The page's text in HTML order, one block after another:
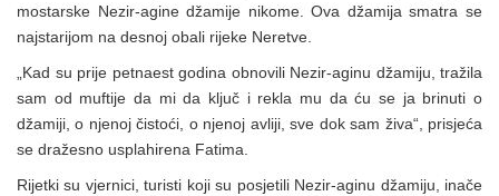
mostarske Nezir-agine džamije nikome. Ova džamija smatra se
najstarijom na desnoj obali rijeke Neretve.
„Kad su prije petnaest godina obnovili Nezir-aginu džamiju, tražila
sam od muftije da mi da ključ i rekla mu da ću se ja brinuti o
džamiji, o njenoj čistoći, o njenoj avliji, sve dok sam živa“, prisjeća
se dražesno usplahirena Fatima.
Rijetki su vjernici, turisti koji su posjetili Nezir-aginu džamiju, inače